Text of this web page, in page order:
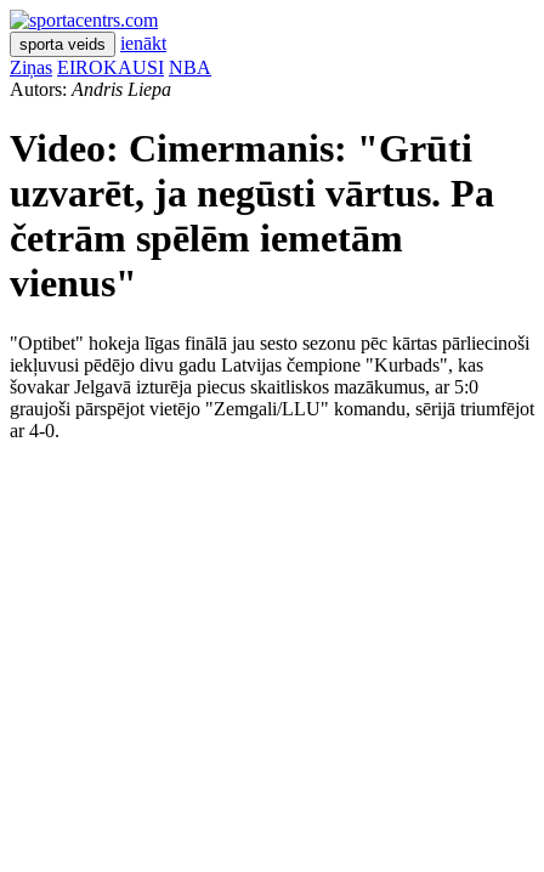
sporta veids
ienākt
Ziņas EIROKAUSI NBA
Autors: Andris Liepa
Video: Cimermanis: "Grūti
uzvarēt, ja negūsti vārtus. Pa
četrām spēlēm iemetām
vienus"
"Optibet" hokeja līgas finālā jau sesto sezonu pēc kārtas pārliecinoši
iekļuvusi pēdējo divu gadu Latvijas čempione "Kurbads", kas
šovakar Jelgavā izturēja piecus skaitliskos mazākumus, ar 5:0
graujoši pārspējot vietējo "Zemgali/LLU" komandu, sērijā triumfējot
ar 4-0.